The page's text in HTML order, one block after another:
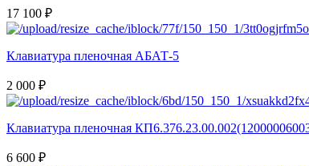
17 100 ₽
Клавиатура пленочная АБАТ-5
2 000 ₽
Клавиатура пленочная
6 600 ₽